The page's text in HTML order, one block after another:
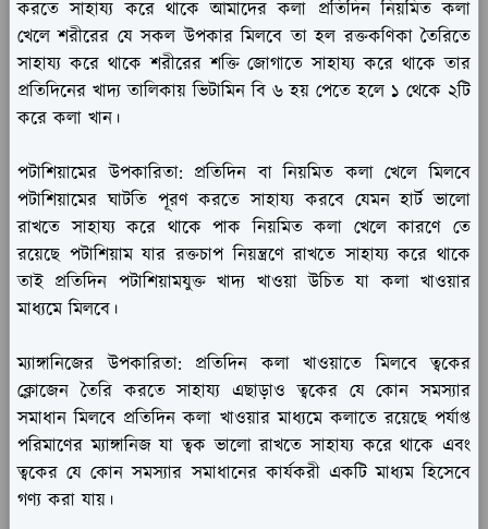
করতে সাহায্য করে থাকে আমাদের কলা প্রতিদিন নিয়মিত কলা
খেলে শরীরের যে সকল উপকার মিলবে তা হল রক্তকণিকা তৈরিতে
সাহায্য করে থাকে শরীরের শক্তি জোগাতে সাহায্য করে থাকে তার
প্রতিদিনের খাদ্য তালিকায় ভিটামিন বি ৬ হয় পেতে হলে ১ থেকে ২টি
করে কলা খান।
পটাশিয়ামের উপকারিতা: প্রতিদিন বা নিয়মিত কলা খেলে মিলবে
পটাশিয়ামের ঘাটতি পূরণ করতে সাহায্য করবে যেমন হার্ট ভালো
রাখতে সাহায্য করে থাকে পাক নিয়মিত কলা খেলে কারণে তে
রয়েছে পটাশিয়াম যার রক্তচাপ নিয়ন্ত্রণে রাখতে সাহায্য করে থাকে
তাই প্রতিদিন পটাশিয়ামযুক্ত খাদ্য খাওয়া উচিত যা কলা খাওয়ার
মাধ্যমে মিলবে।
ম্যাঙ্গানিজের উপকারিতা: প্রতিদিন কলা খাওয়াতে মিলবে ত্বকের
ক্লোজেন তৈরি করতে সাহায্য এছাড়াও ত্বকের যে কোন সমস্যার
সমাধান মিলবে প্রতিদিন কলা খাওয়ার মাধ্যমে কলাতে রয়েছে পর্যাপ্ত
পরিমাণের ম্যাঙ্গানিজ যা ত্বক ভালো রাখতে সাহায্য করে থাকে এবং
ত্বকের যে কোন সমস্যার সমাধানের কার্যকরী একটি মাধ্যম হিসেবে
গণ্য করা যায়।